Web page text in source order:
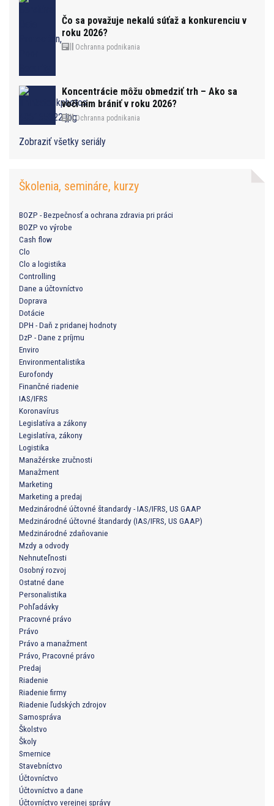
Čo sa považuje nekalú súťaž a konkurenciu v
roku 2026?
Ochranna podnikania
Koncentrácie môžu obmedziť trh – Ako sa
voči nim brániť v roku 2026?
Ochranna podnikania
Zobraziť všetky seriály
Školenia, semináre, kurzy
BOZP - Bezpečnosť a ochrana zdravia pri práci
BOZP vo výrobe
Cash flow
Clo
Clo a logistika
Controlling
Dane a účtovníctvo
Doprava
Dotácie
DPH - Daň z pridanej hodnoty
DzP - Dane z príjmu
Enviro
Environmentalistika
Eurofondy
Finančné riadenie
IAS/IFRS
Koronavírus
Legislatíva a zákony
Legislatíva, zákony
Logistika
Manažérske zručnosti
Manažment
Marketing
Marketing a predaj
Medzinárodné účtovné štandardy - IAS/IFRS, US GAAP
Medzinárodné účtovné štandardy (IAS/IFRS, US GAAP)
Medzinárodné zdaňovanie
Mzdy a odvody
Nehnuteľnosti
Osobný rozvoj
Ostatné dane
Personalistika
Pohľadávky
Pracovné právo
Právo
Právo a manažment
Právo, Pracovné právo
Predaj
Riadenie
Riadenie firmy
Riadenie ľudských zdrojov
Samospráva
Školstvo
Školy
Smernice
Stavebníctvo
Účtovníctvo
Účtovníctvo a dane
Účtovníctvo verejnej správy